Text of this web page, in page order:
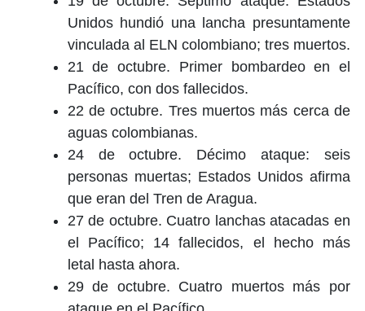
Unidos hundió una lancha presuntamente
vinculada al ELN colombiano; tres muertos.
21 de octubre. Primer bombardeo en el
Pacífico, con dos fallecidos.
22 de octubre. Tres muertos más cerca de
aguas colombianas.
24 de octubre. Décimo ataque: seis
personas muertas; Estados Unidos afirma
que eran del Tren de Aragua.
27 de octubre. Cuatro lanchas atacadas en
el Pacífico; 14 fallecidos, el hecho más
letal hasta ahora.
29 de octubre. Cuatro muertos más por